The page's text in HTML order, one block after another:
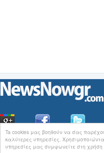
Ta cookies μας βοηθούν να σας
καλύτερες υπηρεσίες.
υπηρεσίες μας συμφωνείτε στη χρήση
ΟιΕιδήσεις του NewsNowgr.com στοiNews
Σχετικά με το NewsNowgr.com |